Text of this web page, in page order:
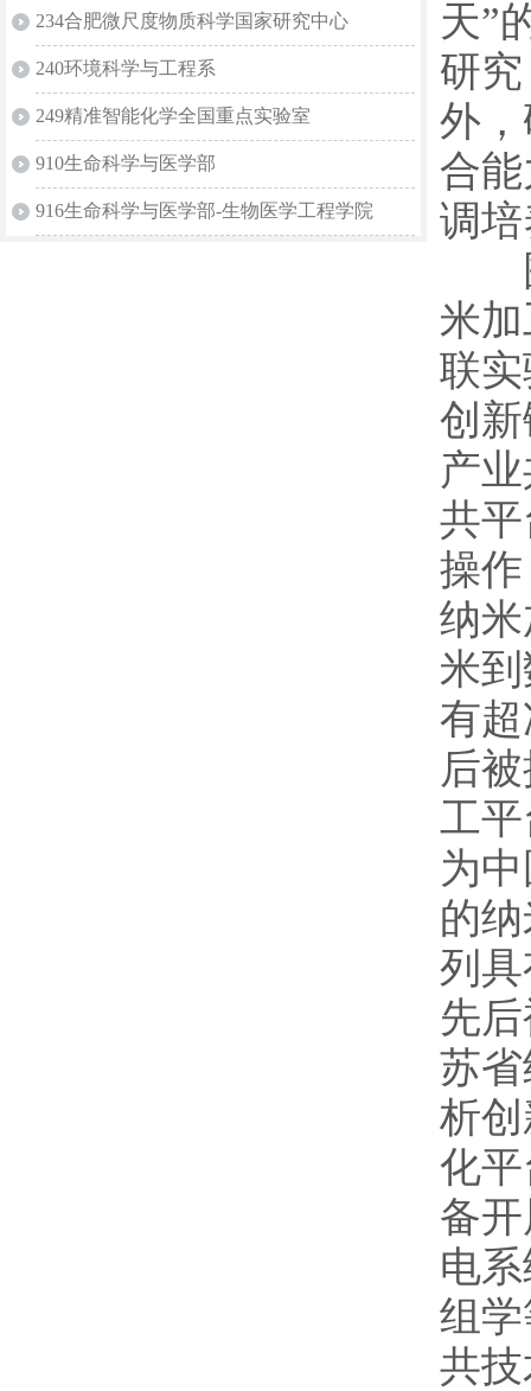
234合肥微尺度物质科学国家研究中心
240环境科学与工程系
249精准智能化学全国重点实验室
910生命科学与医学部
916生命科学与医学部-生物医学工程学院
天”
研
外
合
调
围
米
联
创
产
共
操
纳
米
有
后
工
为
的
列
先
苏
析
化
备
电
组
共